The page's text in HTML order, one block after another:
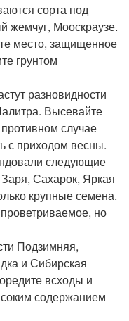
сорта под
жемчуг, Мооскраузе.
место, защищенное
грунтом
разновидности
Высевайте
случае
с приходом весны.
следующие
Сахарок, Яркая
крупные семена.
но
Подзимняя,
и Сибирская
всходы и
содержанием